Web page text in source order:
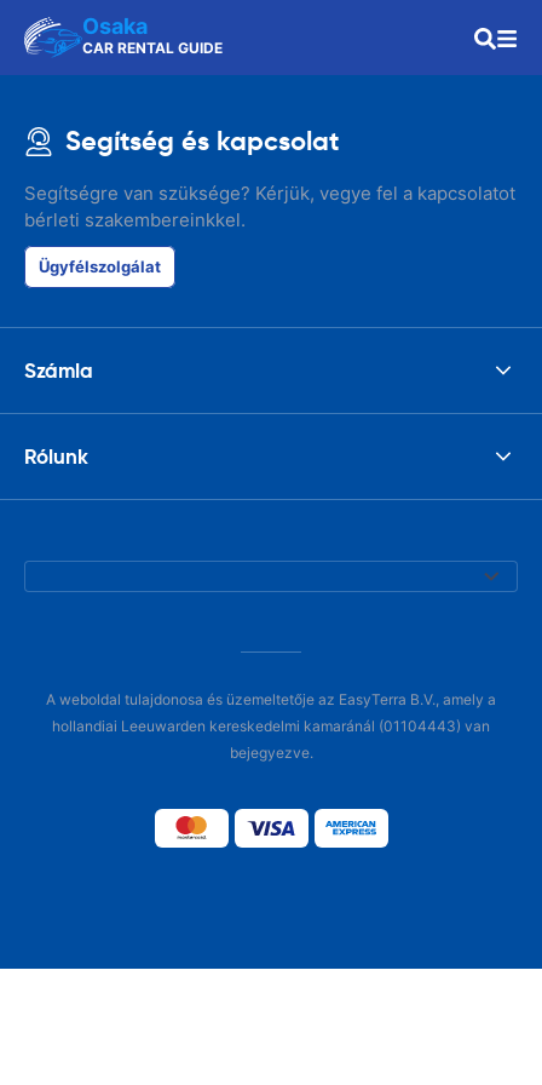
Osaka
CAR RENTAL GUIDE
Segítség és kapcsolat
Segítségre van szüksége? Kérjük, vegye fel a kapcsolatot
bérleti szakembereinkkel.
Ügyfélszolgálat
Számla
Rólunk
A weboldal tulajdonosa és üzemeltetője az EasyTerra B.V., amely a
hollandiai Leeuwarden kereskedelmi kamaránál (01104443) van
bejegyezve.